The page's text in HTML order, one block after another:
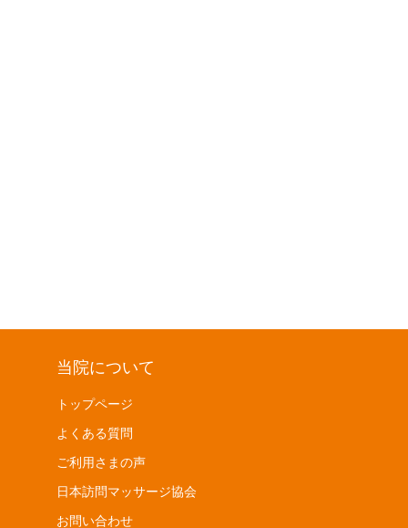
当院について
トップページ
よくある質問
ご利用さまの声
日本訪問マッサージ協会
お問い合わせ